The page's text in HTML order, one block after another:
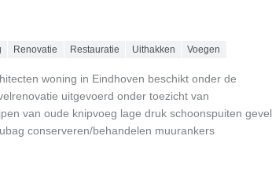
Renovatie Restauratie Uithakken Voegen
woning in Eindhoven beschikt onder de
uitgevoerd onder toezicht van
van oude knipvoeg lage druk schoonspuiten gevel
conserveren/behandelen muurankers